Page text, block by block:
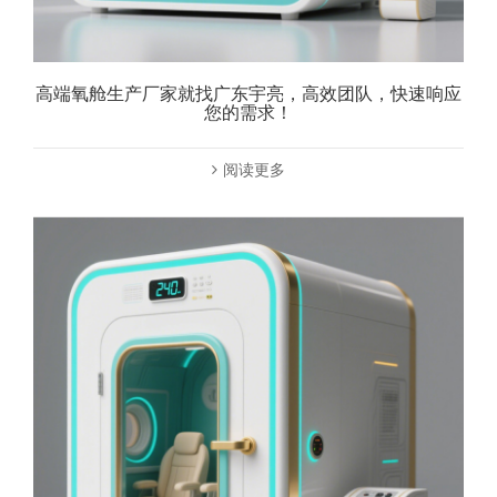
高端氧舱生产厂家就找广东宇亮，高效团队，快速响应
您的需求！
阅读更多